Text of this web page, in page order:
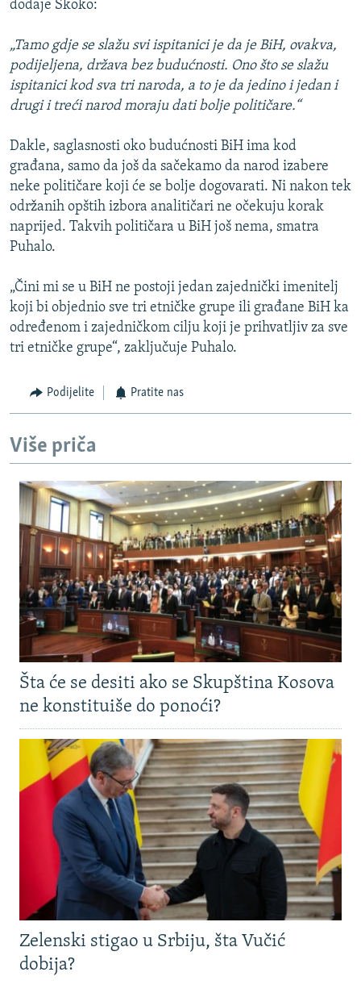
dodaje Skoko:
„Tamo gdje se slažu svi ispitanici je da je BiH, ovakva,
podijeljena, država bez budućnosti. Ono što se slažu
ispitanici kod sva tri naroda, a to je da jedino i jedan i
drugi i treći narod moraju dati bolje političare.“
Dakle, saglasnosti oko budućnosti BiH ima kod
građana, samo da još da sačekamo da narod izabere
neke političare koji će se bolje dogovarati. Ni nakon tek
održanih opštih izbora analitičari ne očekuju korak
naprijed. Takvih političara u BiH još nema, smatra
Puhalo.
„Čini mi se u BiH ne postoji jedan zajednički imenitelj
koji bi objednio sve tri etničke grupe ili građane BiH ka
određenom i zajedničkom cilju koji je prihvatljiv za sve
tri etničke grupe“, zaključuje Puhalo.
Podijelite Pratite nas
Više priča
Šta će se desiti ako se Skupština Kosova
ne konstituiše do ponoći?
Zelenski stigao u Srbiju, šta Vučić
dobija?